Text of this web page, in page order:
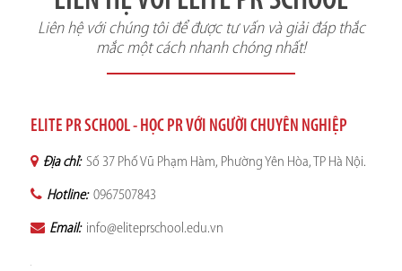
Liên hệ với chúng tôi để được tư vấn và giải đáp thắc
mắc một cách nhanh chóng nhất!
ELITE PR SCHOOL - HỌC PR VỚI NGƯỜI CHUYÊN NGHIỆP
Địa chỉ: Số 37 Phố Vũ Phạm Hàm, Phường Yên Hòa, TP Hà Nội.
Hotline: 0967507843
Email: info@eliteprschool.edu.vn